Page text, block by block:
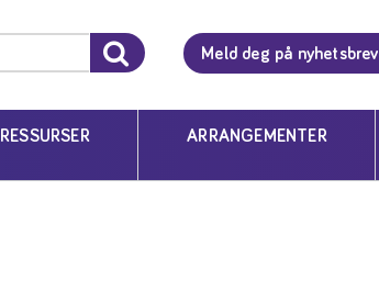
Meld deg på nyhetsbrev
RESSURSER ARRANGEMENTER